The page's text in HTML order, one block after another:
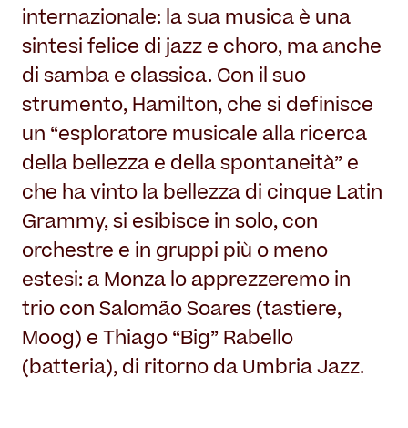
internazionale: la sua musica è una
sintesi felice di jazz e choro, ma anche
di samba e classica. Con il suo
strumento, Hamilton, che si definisce
un “esploratore musicale alla ricerca
della bellezza e della spontaneità” e
che ha vinto la bellezza di cinque Latin
Grammy, si esibisce in solo, con
orchestre e in gruppi più o meno
estesi: a Monza lo apprezzeremo in
trio con Salomão Soares (tastiere,
Moog) e Thiago “Big” Rabello
(batteria), di ritorno da Umbria Jazz.